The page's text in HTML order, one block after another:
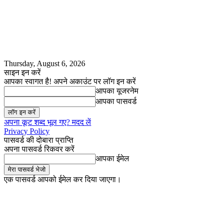
Thursday, August 6, 2026
साइन इन करें
आपका स्वागत है! अपने अकाउंट पर लॉग इन करें
आपका यूजरनेम
आपका पासवर्ड
अपना कूट शब्द भूल गए? मदद लें
Privacy Policy
पासवर्ड की दोबारा प्राप्ति
अपना पासवर्ड रिकवर करें
आपका ईमेल
एक पासवर्ड आपको ईमेल कर दिया जाएगा।